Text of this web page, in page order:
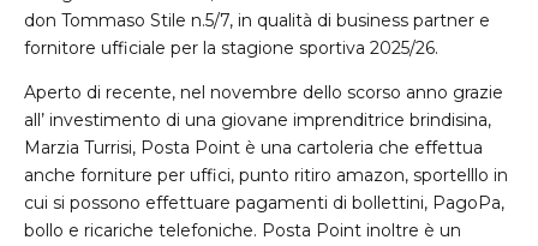
don Tommaso Stile n.5/7, in qualità di business partner e
fornitore ufficiale per la stagione sportiva 2025/26.
Aperto di recente, nel novembre dello scorso anno grazie
all’ investimento di una giovane imprenditrice brindisina,
Marzia Turrisi, Posta Point è una cartoleria che effettua
anche forniture per uffici, punto ritiro amazon, sportelllo in
cui si possono effettuare pagamenti di bollettini, PagoPa,
bollo e ricariche telefoniche. Posta Point inoltre è un